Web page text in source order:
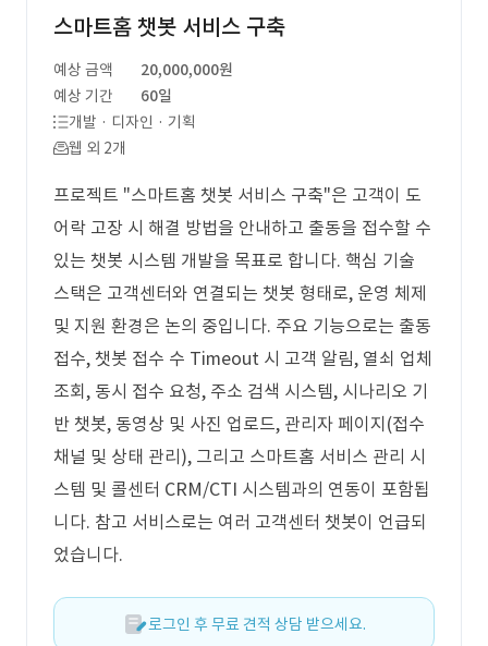
스마트홈 챗봇 서비스 구축
예상 금액
20,000,000원
예상 기간
60일
개발 · 디자인 · 기획
웹 외 2개
프로젝트 "스마트홈 챗봇 서비스 구축"은 고객이 도
어락 고장 시 해결 방법을 안내하고 출동을 접수할 수
있는 챗봇 시스템 개발을 목표로 합니다. 핵심 기술
스택은 고객센터와 연결되는 챗봇 형태로, 운영 체제
및 지원 환경은 논의 중입니다. 주요 기능으로는 출동
접수, 챗봇 접수 수 Timeout 시 고객 알림, 열쇠 업체
조회, 동시 접수 요청, 주소 검색 시스템, 시나리오 기
반 챗봇, 동영상 및 사진 업로드, 관리자 페이지(접수
채널 및 상태 관리), 그리고 스마트홈 서비스 관리 시
스템 및 콜센터 CRM/CTI 시스템과의 연동이 포함됩
니다. 참고 서비스로는 여러 고객센터 챗봇이 언급되
었습니다.
로그인 후 무료 견적 상담 받으세요.